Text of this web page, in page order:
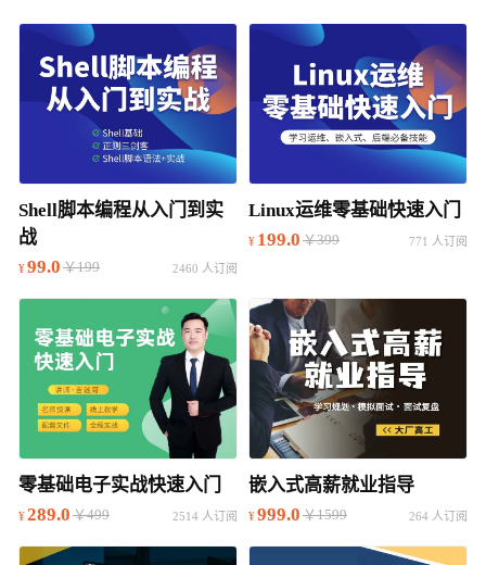
Shell脚本编程从入门到实
战
99.0 ￥199 2460 人订阅
Linux运维零基础快速入门
199.0 ￥399 771 人订阅
零基础电子实战快速入门
289.0 ￥499 2514 人订阅
嵌入式高薪就业指导
999.0 ￥1599 264 人订阅